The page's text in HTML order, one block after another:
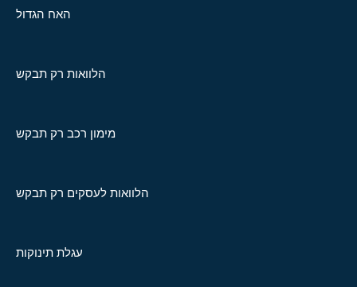
האח הגדול
הלוואות רק תבקש
מימון רכב רק תבקש
הלוואות לעסקים רק תבקש
עגלת תינוקות